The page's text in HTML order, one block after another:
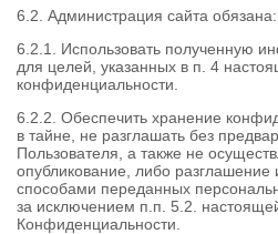
6.2. Администрация сайта обязана:
6.2.1. Использовать полученную
для целей, указанных в п. 4
конфиденциальности.
6.2.2. Обеспечить хранение
в тайне, не разглашать без
Пользователя, а также не
опубликование, либо
способами переданных
за исключением п.п. 5.2.
Конфиденциальности.